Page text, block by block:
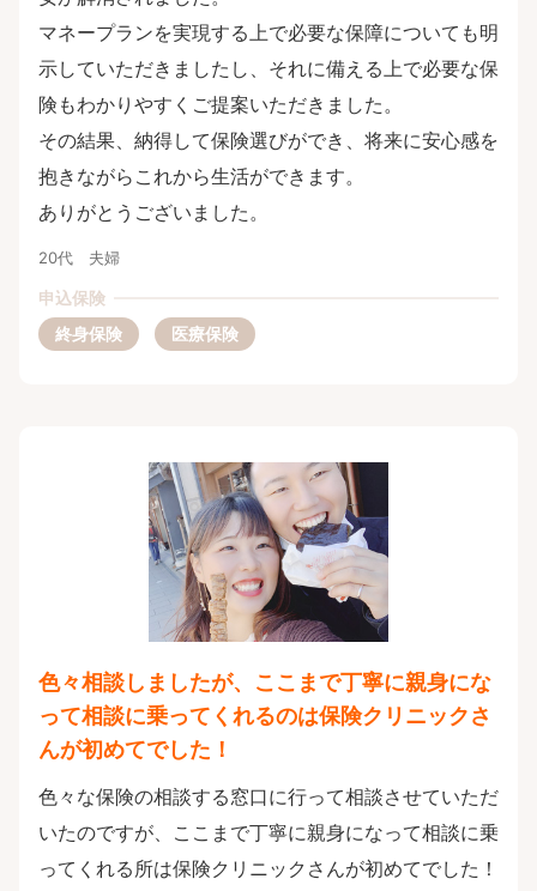
マネープランを実現する上で必要な保障についても明
示していただきましたし、それに備える上で必要な保
険もわかりやすくご提案いただきました。
その結果、納得して保険選びができ、将来に安心感を
抱きながらこれから生活ができます。
ありがとうございました。
20代 夫婦
申込保険
終身保険
医療保険
色々相談しましたが、ここまで丁寧に親身にな
って相談に乗ってくれるのは保険クリニックさ
んが初めてでした！
色々な保険の相談する窓口に行って相談させていただ
いたのですが、ここまで丁寧に親身になって相談に乗
ってくれる所は保険クリニックさんが初めてでした！